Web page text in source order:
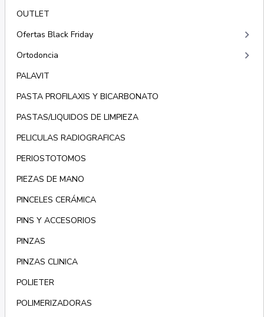
OUTLET
Ofertas Black Friday
keyboard_arrow_right
Ortodoncia keyboard_arrow_right
PALAVIT
PASTA PROFILAXIS Y BICARBONATO
PASTAS/LIQUIDOS DE LIMPIEZA
PELICULAS RADIOGRAFICAS
PERIOSTOTOMOS
PIEZAS DE MANO
PINCELES CERÁMICA
PINS Y ACCESORIOS
PINZAS
PINZAS CLINICA
POLIETER
POLIMERIZADORAS